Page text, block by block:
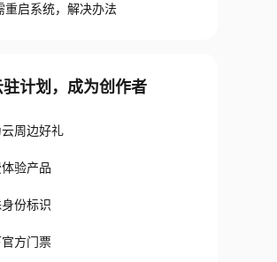
重启系统，解决办法
驻计划，成为创作者
周边好礼
验产品
份标识
方门票